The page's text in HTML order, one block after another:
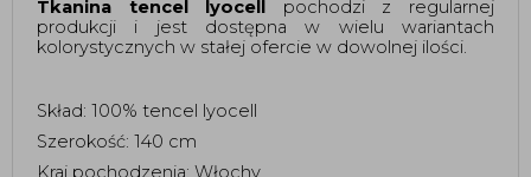
Tkanina tencel lyocell pochodzi z regularnej
produkcji i jest dostępna w wielu wariantach
kolorystycznych w stałej ofercie w dowolnej ilości.
Skład: 100% tencel lyocell
Szerokość: 140 cm
Kraj pochodzenia: Włochy